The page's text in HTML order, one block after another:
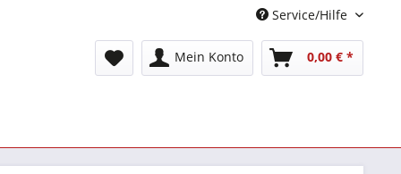
Service/Hilfe
Mein Konto 0,00 € *